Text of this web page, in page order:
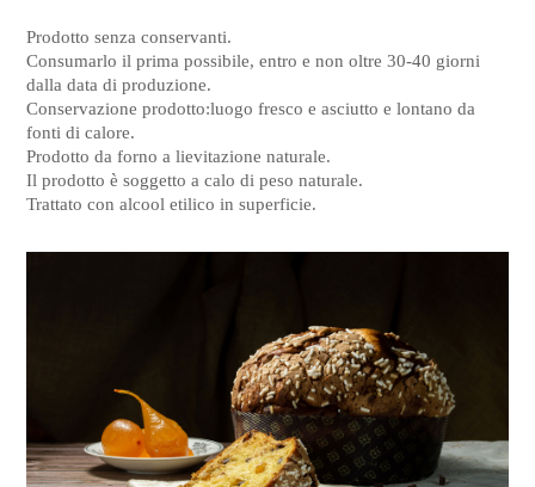
Prodotto senza conservanti.
Consumarlo il prima possibile, entro e non oltre 30-40 giorni
dalla data di produzione.
Conservazione prodotto:luogo fresco e asciutto e lontano da
fonti di calore.
Prodotto da forno a lievitazione naturale.
Il prodotto è soggetto a calo di peso naturale.
Trattato con alcool etilico in superficie.